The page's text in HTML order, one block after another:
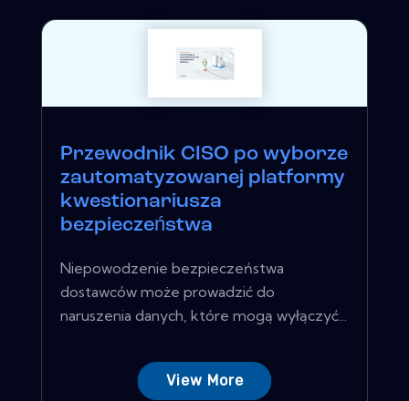
Przewodnik CISO po wyborze
zautomatyzowanej platformy
kwestionariusza
bezpieczeństwa
Niepowodzenie bezpieczeństwa
dostawców może prowadzić do
naruszenia danych, które mogą wyłączyć...
View More